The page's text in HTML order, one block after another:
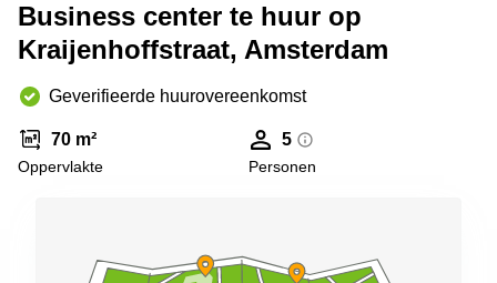
in Arnhem
Coworking
Hilversum
Coworking
space
Zwolle
Kantoor
Business center te huur op
Kraijenhoffstraat, Amsterdam
Geverifieerde huurovereenkomst
70 m²
Oppervlakte
5
Personen